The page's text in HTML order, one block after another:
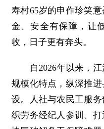
寿村65岁的申作珍笑
金、安全有保障，让
收，日子更有奔头。
自2026年以来，江
规模化特点，纵深推
设。人社与农民工服
织劳务经纪人参训、打